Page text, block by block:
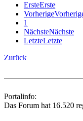
ErsteErste
Vorherige
1
NächsteNächste
LetzteLetzte
Zurück
Portalinfo:
Das Forum hat 16.520